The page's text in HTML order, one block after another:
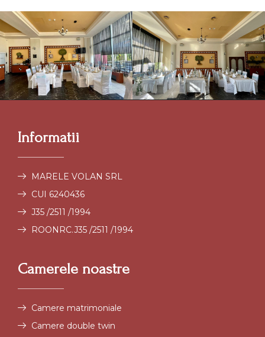
Informatii
MARELE VOLAN SRL
CUI 6240436
J35 /2511 /1994
ROONRC.J35 /2511 /1994
Camerele noastre
Camere matrimoniale
Camere double twin